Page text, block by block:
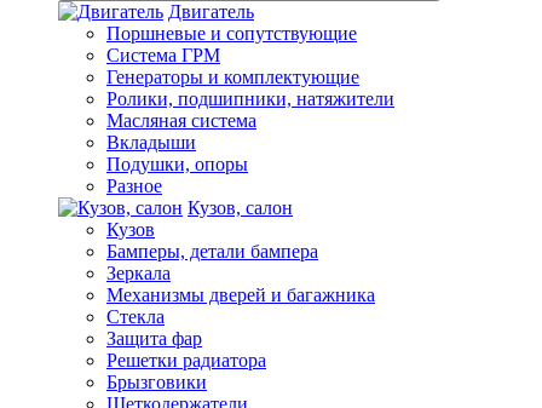
Двигатель
Поршневые и сопутствующие
Система ГРМ
Генераторы и комплектующие
Ролики, подшипники, натяжители
Масляная система
Вкладыши
Подушки, опоры
Разное
Кузов, салон
Кузов
Бамперы, детали бампера
Зеркала
Механизмы дверей и багажника
Стекла
Защита фар
Решетки радиатора
Брызговики
Щеткодержатели